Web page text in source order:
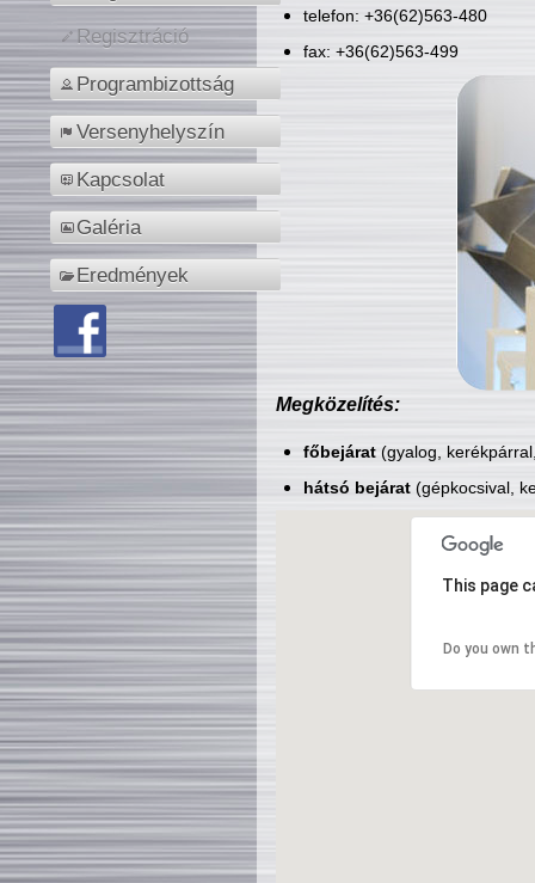
Regisztráció
Programbizottság
Versenyhelyszín
Kapcsolat
Galéria
Eredmények
telefon: +36(62)563-480
fax: +36(62)563-499
Megközelítés:
főbejárat(gyalog,
hátsó bejárat(gépkocsival,
This page
Do you own